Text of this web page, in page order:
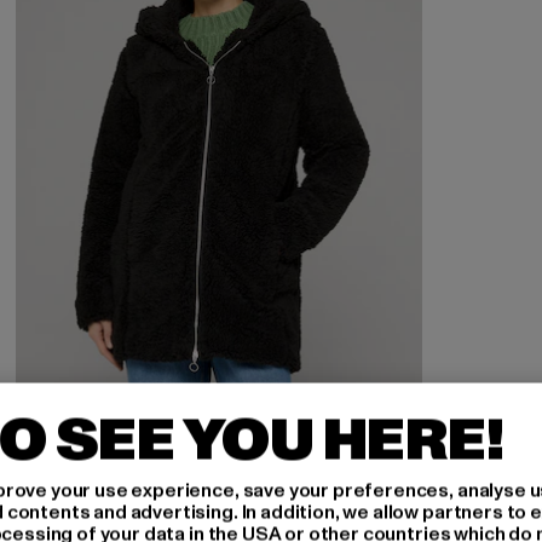
URBAN CLASSICS
Ladies Sherpa
EUR 58,09
Derzeitiger Preis: EUR 58,09
EUR 69,99Aktionspreis: EUR 69,99
SEE YOU HERE!
your use experience, save your preferences, analyse
and advertising. In addition, we allow partners to
of your data in the USA or other countries which do